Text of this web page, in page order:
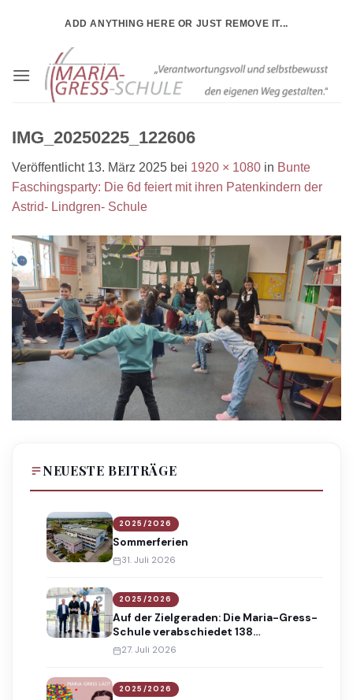
ADD ANYTHING HERE OR JUST REMOVE IT...
IMG_20250225_122606
Veröffentlicht 13. März 2025 bei 1920 × 1080 in Bunte
Faschingsparty: Die 6d feiert mit ihren Patenkindern der
Astrid- Lindgren- Schule
NEUESTE BEITRÄGE
2025/2026
Sommerferien
31. Juli 2026
2025/2026
Auf der Zielgeraden: Die Maria-Gress-
Schule verabschiedet 138
Absolventinnen und Absolventen
27. Juli 2026
2025/2026